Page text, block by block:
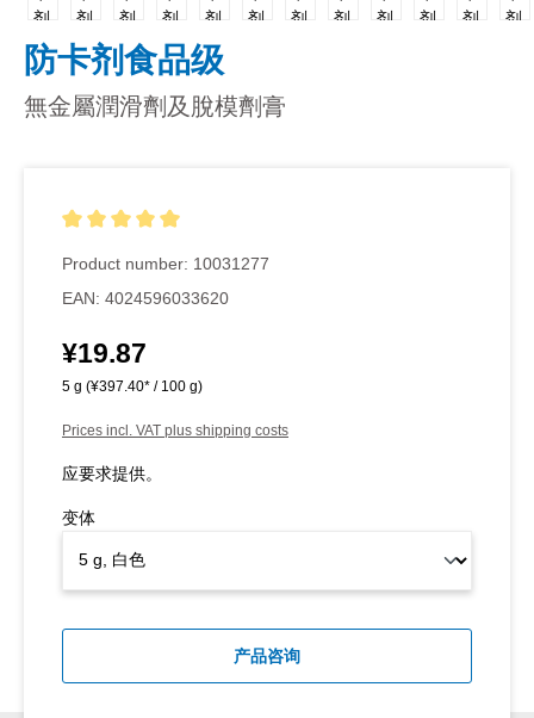
防卡剂食品级
無金屬潤滑劑及脫模劑膏
Product number: 10031277
EAN: 4024596033620
Regular price:
¥19.87
5 g (¥397.40* / 100 g)
Prices incl. VAT plus shipping costs
应要求提供。
变体
产品咨询